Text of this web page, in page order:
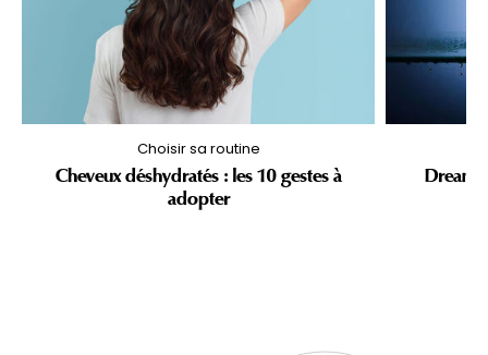
Choisir sa routine
Cheveux déshydratés : les 10 gestes à
adopter
Dream